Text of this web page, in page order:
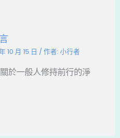
10 月 15 日 / 作者: 小行者
於一般人修持前行的淨